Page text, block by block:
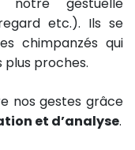
gestuelle
etc.). Ils se
chimpanzés qui
plus proches.
nos gestes grâce
et d’analyse.